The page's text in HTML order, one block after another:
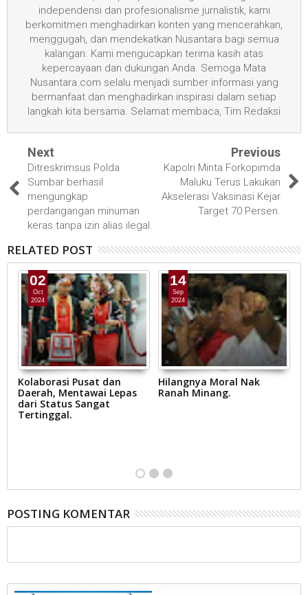
independensi dan profesionalisme jurnalistik, kami
berkomitmen menghadirkan konten yang mencerahkan,
menggugah, dan mendekatkan Nusantara bagi semua
kalangan. Kami mengucapkan terima kasih atas
kepercayaan dan dukungan Anda. Semoga Mata
Nusantara.com selalu menjadi sumber informasi yang
bermanfaat dan menghadirkan inspirasi dalam setiap
langkah kita bersama. Selamat membaca, Tim Redaksi
Next
Ditreskrimsus Polda
Sumbar berhasil
mengungkap
perdangangan minuman
keras tanpa izin alias ilegal.
Previous
Kapolri Minta Forkopimda
Maluku Terus Lakukan
Akselerasi Vaksinasi Kejar
Target 70 Persen.
RELATED POST
02
Oct
2024
Kolaborasi Pusat dan
Daerah, Mentawai Lepas
dari Status Sangat
Tertinggal.
14
Sep
2024
Hilangnya Moral Nak
Ranah Minang.
POSTING KOMENTAR